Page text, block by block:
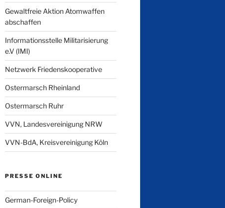
Gewaltfreie Aktion Atomwaffen
abschaffen
Informationsstelle Militarisierung
e.V (IMI)
Netzwerk Friedenskooperative
Ostermarsch Rheinland
Ostermarsch Ruhr
VVN, Landesvereinigung NRW
VVN-BdA, Kreisvereinigung Köln
PRESSE ONLINE
German-Foreign-Policy